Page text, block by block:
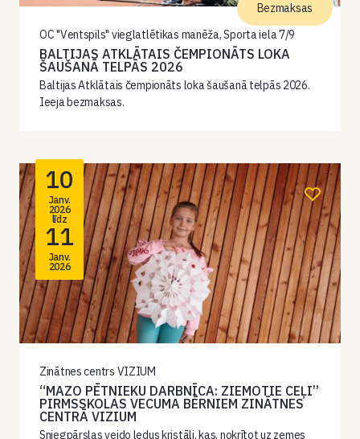
OC "Ventspils" vieglatlētikas manēža, Sporta iela 7/9
BALTIJAS ATKLĀTAIS ČEMPIONĀTS LOKA
ŠAUŠANĀ TELPĀS 2026
Baltijas Atklātais čempionāts loka šaušanā telpās 2026.
Ieeja bezmaksas.
Bezmaksas
10
Janv.
2026
līdz
11
Janv.
2026
Zinātnes centrs VIZIUM
“MAZO PĒTNIEKU DARBNĪCA: ZIEMOTIE CEĻI”
PIRMSSKOLAS VECUMA BĒRNIEM ZINĀTNES
CENTRĀ VIZIUM
Sniegpārslas veido ledus kristāli, kas, nokrītot uz zemes